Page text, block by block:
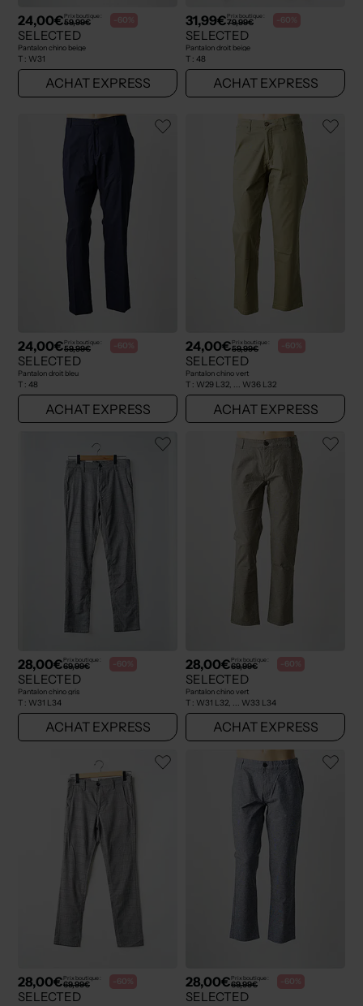
24,00€Prix boutique :
59,99€ -60%
SELECTED
Pantalon chino beige
T : W31
ACHAT EXPRESS
31,99€Prix boutique :
79,99€ -60%
SELECTED
Pantalon droit beige
T : 48
ACHAT EXPRESS
24,00€Prix boutique :
59,99€ -60%
SELECTED
Pantalon droit bleu
T : 48
ACHAT EXPRESS
24,00€Prix boutique :
59,99€ -60%
SELECTED
Pantalon chino vert
T : W29 L32, ... W36 L32
ACHAT EXPRESS
28,00€Prix boutique :
69,99€ -60%
SELECTED
Pantalon chino gris
T : W31 L34
ACHAT EXPRESS
28,00€Prix boutique :
69,99€ -60%
SELECTED
Pantalon chino vert
T : W31 L32, ... W33 L34
ACHAT EXPRESS
28,00€Prix boutique :
69,99€ -60%
SELECTED
28,00€Prix boutique :
69,99€ -60%
SELECTED